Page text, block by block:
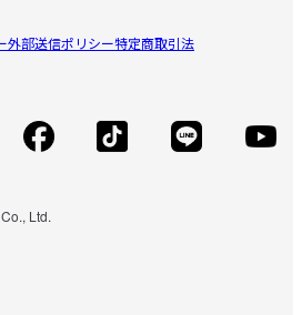
外部送信ポリシー特定商取引法
Ltd.